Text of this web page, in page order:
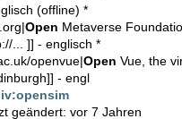
(offline) *
Open Metaverse
... ]] - englisch *
openvue|Open Vue, the
- engl
geändert: vor 7 Jahren